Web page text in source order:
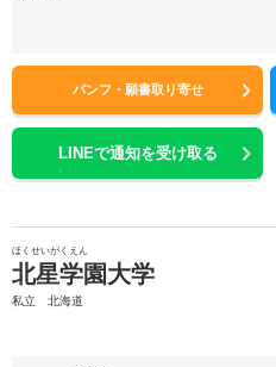
パンフ・願書取り寄せ
LINEで通知を受け取る
ほくせいがくえん
北星学園大学
私立 北海道